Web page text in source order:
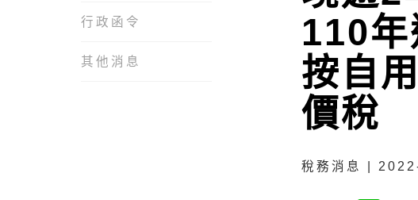
行政函令
其他消息
110
按自
價稅
稅務消息 |